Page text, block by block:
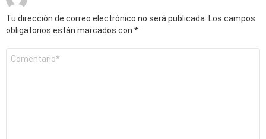
Tu dirección de correo electrónico no será publicada. Los campos
obligatorios están marcados con *